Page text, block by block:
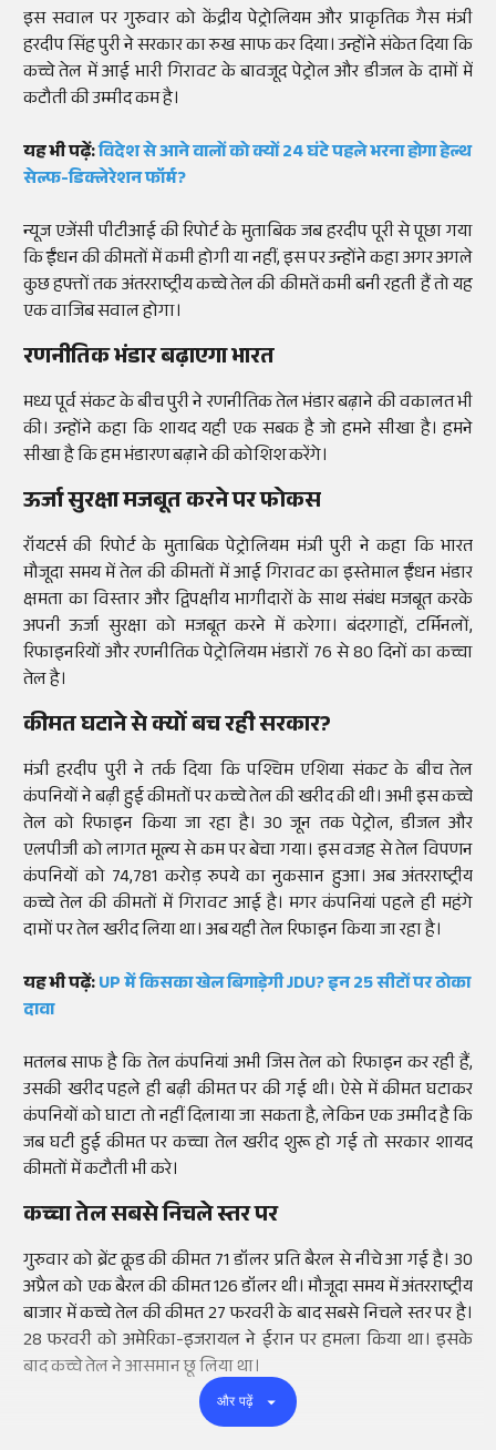
इस सवाल पर गुरुवार को केंद्रीय पेट्रोलियम और प्राकृतिक गैस मंत्री
हरदीप सिंह पुरी ने सरकार का रुख साफ कर दिया। उन्होंने संकेत दिया कि
कच्चे तेल में आई भारी गिरावट के बावजूद पेट्रोल और डीजल के दामों में
कटौती की उम्मीद कम है।
यह भी पढ़ें:विदेश से आने वालों को क्यों 24 घंटे पहले भरना होगा हेल्थ
सेल्फ-डिक्लेरेशन फॉर्म?
न्यूज एजेंसी पीटीआई की रिपोर्ट के मुताबिक जब हरदीप पूरी से पूछा गया
कि ईंधन की कीमतों में कमी होगी या नहीं, इस पर उन्होंने कहा अगर अगले
कुछ हफ्तों तक अंतरराष्ट्रीय कच्चे तेल की कीमतें कमी बनी रहती हैं तो यह
एक वाजिब सवाल होगा।
रणनीतिक भंडार बढ़ाएगा भारत
मध्य पूर्व संकट के बीच पुरी ने रणनीतिक तेल भंडार बढ़ाने की वकालत भी
की। उन्होंने कहा कि शायद यही एक सबक है जो हमने सीखा है। हमने
सीखा है कि हम भंडारण बढ़ाने की कोशिश करेंगे।
ऊर्जा सुरक्षा मजबूत करने पर फोकस
रॉयटर्स की रिपोर्ट के मुताबिक पेट्रोलियम मंत्री पुरी ने कहा कि भारत
मौजूदा समय में तेल की कीमतों में आई गिरावट का इस्तेमाल ईंधन भंडार
क्षमता का विस्तार और द्विपक्षीय भागीदारों के साथ संबंध मजबूत करके
अपनी ऊर्जा सुरक्षा को मजबूत करने में करेगा। बंदरगाहों, टर्मिनलों,
रिफाइनरियों और रणनीतिक पेट्रोलियम भंडारों 76 से 80 दिनों का कच्चा
तेल है।
कीमत घटाने से क्यों बच रही सरकार?
मंत्री हरदीप पुरी ने तर्क दिया कि पश्चिम एशिया संकट के बीच तेल
कंपनियों ने बढ़ी हुई कीमतों पर कच्चे तेल की खरीद की थी। अभी इस कच्चे
तेल को रिफाइन किया जा रहा है। 30 जून तक पेट्रोल, डीजल और
एलपीजी को लागत मूल्य से कम पर बेचा गया। इस वजह से तेल विपणन
कंपनियों को 74,781 करोड़ रुपये का नुकसान हुआ। अब अंतरराष्ट्रीय
कच्चे तेल की कीमतों में गिरावट आई है। मगर कंपनियां पहले ही महंगे
दामों पर तेल खरीद लिया था। अब यही तेल रिफाइन किया जा रहा है।
यह भी पढ़ें:UP में किसका खेल बिगाड़ेगी JDU? इन 25 सीटों पर ठोका
दावा
मतलब साफ है कि तेल कंपनियां अभी जिस तेल को रिफाइन कर रही हैं,
उसकी खरीद पहले ही बढ़ी कीमत पर की गई थी। ऐसे में कीमत घटाकर
कंपनियों को घाटा तो नहीं दिलाया जा सकता है, लेकिन एक उम्मीद है कि
जब घटी हुई कीमत पर कच्चा तेल खरीद शुरू हो गई तो सरकार शायद
कीमतों में कटौती भी करे।
कच्चा तेल सबसे निचले स्तर पर
गुरुवार को ब्रेंट क्रूड की कीमत 71 डॉलर प्रति बैरल से नीचे आ गई है। 30
अप्रैल को एक बैरल की कीमत 126 डॉलर थी। मौजूदा समय में अंतरराष्ट्रीय
बाजार में कच्चे तेल की कीमत 27 फरवरी के बाद सबसे निचले स्तर पर है।
28 फरवरी को अमेरिका-इजरायल ने ईरान पर हमला किया था। इसके
बाद कच्चे तेल ने आसमान छू लिया था।
और पढ़ें